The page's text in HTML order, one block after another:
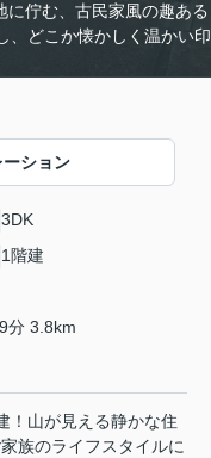
に佇む、古民家風の趣ある
、どこか懐かしく温かい印
ション
3DK
1階建
分 3.8km
！山が見える静かな住
族のライフスタイルに